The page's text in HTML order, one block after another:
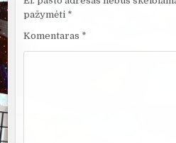
pažymėti *
Komentaras *